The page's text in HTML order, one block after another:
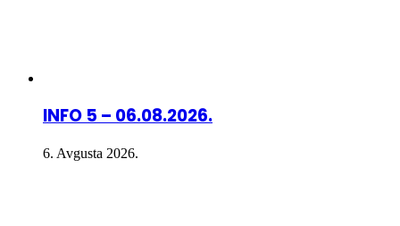
INFO 5 – 06.08.2026.
6. Avgusta 2026.